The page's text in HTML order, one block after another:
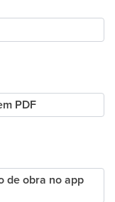
PDF
de obra no app